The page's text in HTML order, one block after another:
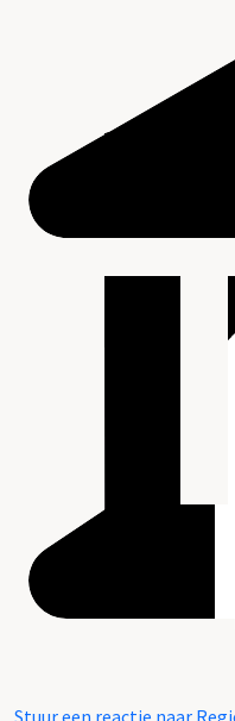
Stuur een reactie naar